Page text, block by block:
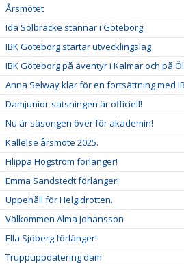
Årsmötet
Ida Solbräcke stannar i Göteborg
IBK Göteborg startar utvecklingslag
IBK Göteborg på äventyr i Kalmar och på
Anna Selway klar för en fortsättning med
Damjunior-satsningen är officiell!
Nu är säsongen över för akademin!
Kallelse årsmöte 2025.
Filippa Högström förlänger!
Emma Sandstedt förlänger!
Uppehåll för Helgidrotten.
Välkommen Alma Johansson
Ella Sjöberg förlänger!
Truppuppdatering dam